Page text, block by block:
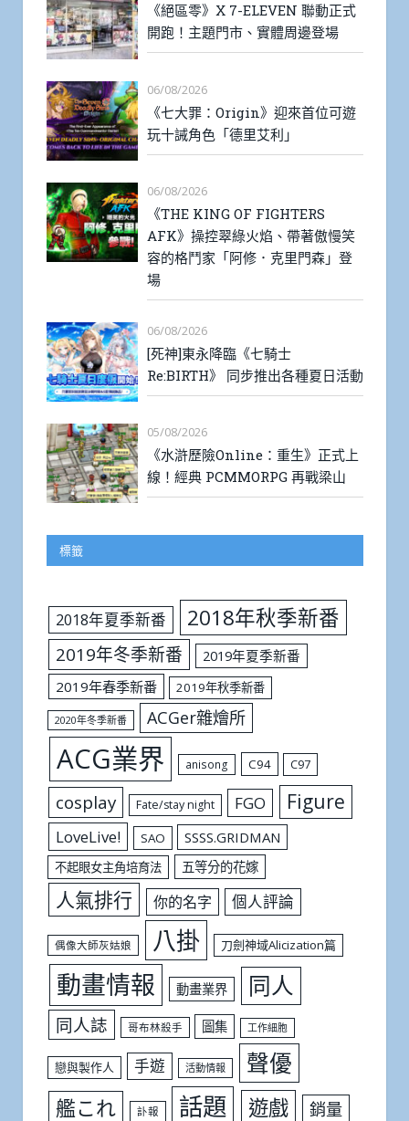
《絕區零》X 7-ELEVEN 聯動正式
開跑！主題門市、實體周邊登場
06/08/2026
《七大罪：Origin》迎來首位可遊
玩十誡角色「德里艾利」
06/08/2026
《THE KING OF FIGHTERS
AFK》操控翠綠火焰、帶著傲慢笑
容的格鬥家「阿修．克里門森」登
場
06/08/2026
[死神]東永降臨《七騎士
Re:BIRTH》 同步推出各種夏日活動
05/08/2026
《水滸歷險Online：重生》正式上
線！經典 PCMMORPG 再戰梁山
標籤
2018年夏季新番 2018年秋季新番
2019年冬季新番
2019年夏季新番
2019年春季新番
2019年秋季新番
2020年冬季新番 ACGer雜燴所
ACG業界 anisong C94 C97
cosplay Fate/stay night FGO Figure
LoveLive! SAO SSSS.GRIDMAN
不起眼女主角培育法 五等分的花嫁
人氣排行 你的名字 個人評論
偶像大師灰姑娘 八掛 刀劍神域Alicization篇
動畫情報 動畫業界 同人
同人誌 哥布林殺手 圖集 工作細胞
戀與製作人 手遊 活動情報 聲優
艦これ 訃報 話題 遊戲 銷量